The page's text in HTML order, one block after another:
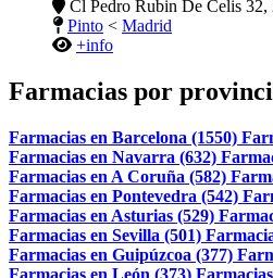
Cl Pedro Rubin De Celis 32,
Pinto < Madrid
+info
Farmacias por
Farmacias en Barcelona (1550)
Farmacias en Navarra (632)
Farmacias en A Coruña (582)
Farmacias en Pontevedra (542)
Farmacias en Asturias (529)
Farmacias en Sevilla (501)
Farmacias en Guipúzcoa (377)
Farmacias en León (373)